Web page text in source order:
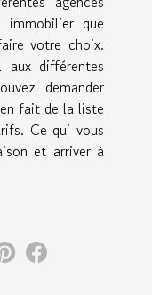
immobilier que
votre choix.
différentes
demander
fait de la liste
Ce qui vous
et arriver à